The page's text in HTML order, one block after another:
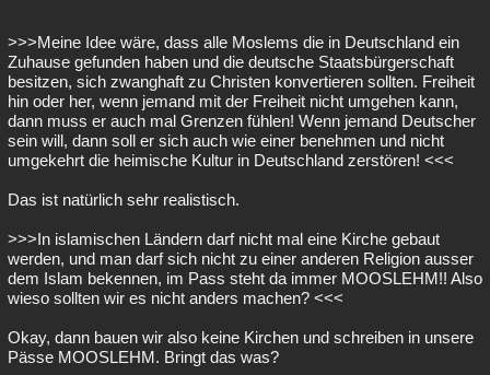
>>>Meine Idee wäre, dass alle Moslems die in Deutschland ein
Zuhause gefunden haben und die deutsche Staatsbürgerschaft
besitzen, sich zwanghaft zu Christen konvertieren sollten. Freiheit
hin oder her, wenn jemand mit der Freiheit nicht umgehen kann,
dann muss er auch mal Grenzen fühlen! Wenn jemand Deutscher
sein will, dann soll er sich auch wie einer benehmen und nicht
umgekehrt die heimische Kultur in Deutschland zerstören! <<<
Das ist natürlich sehr realistisch.
>>>In islamischen Ländern darf nicht mal eine Kirche gebaut
werden, und man darf sich nicht zu einer anderen Religion ausser
dem Islam bekennen, im Pass steht da immer MOOSLEHM!! Also
wieso sollten wir es nicht anders machen? <<<
Okay, dann bauen wir also keine Kirchen und schreiben in unsere
Pässe MOOSLEHM. Bringt das was?